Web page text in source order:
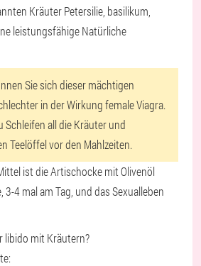
Kräuter Petersilie, basilikum,
leistungsfähige Natürliche
Sie sich dieser mächtigen
in der Wirkung female Viagra.
Schleifen all die Kräuter und
Teelöffel vor den Mahlzeiten.
ist die Artischocke mit Olivenöl
4 mal am Tag, und das Sexualleben
libido mit Kräutern?